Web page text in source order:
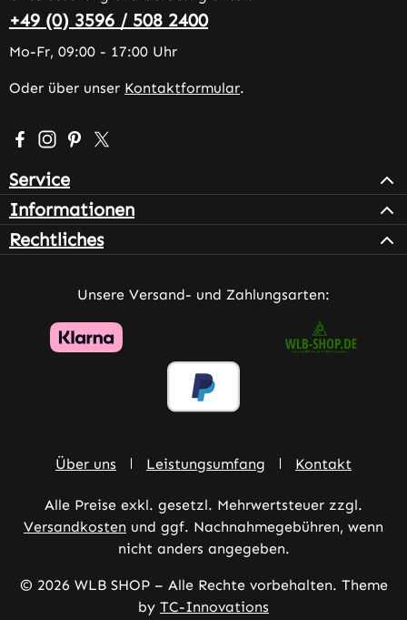
+49 (0) 3596 / 508 2400
Mo-Fr, 09:00 - 17:00 Uhr
Oder über unser Kontaktformular.
Besuche uns auf Facebook – öffnet in neuem Tab
Schau auf Instagram vorbei – öffnet in neuem Tab
Lass dich auf Pinterest inspirieren – öffnet in
Folge uns auf X – öffnet in neuem Tab
Service
Informationen
Rechtliches
Unsere Versand- und Zahlungsarten:
Über uns Leistungsumfang Kontakt
Alle Preise exkl. gesetzl. Mehrwertsteuer zzgl.
Versandkosten und ggf. Nachnahmegebühren, wenn
nicht anders angegeben.
© 2026 WLB SHOP – Alle Rechte vorbehalten. Theme
by TC-Innovations